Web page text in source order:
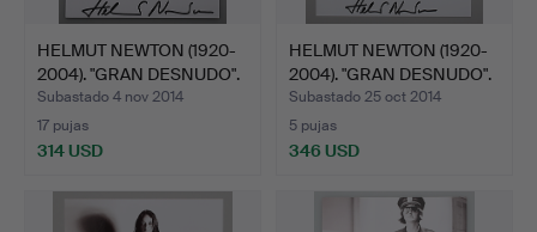
HELMUT NEWTON (1920-
2004). "GRAN DESNUDO".
Subastado 4 nov 2014
17 pujas
314 USD
HELMUT NEWTON (1920-
2004). "GRAN DESNUDO".
Subastado 25 oct 2014
5 pujas
346 USD